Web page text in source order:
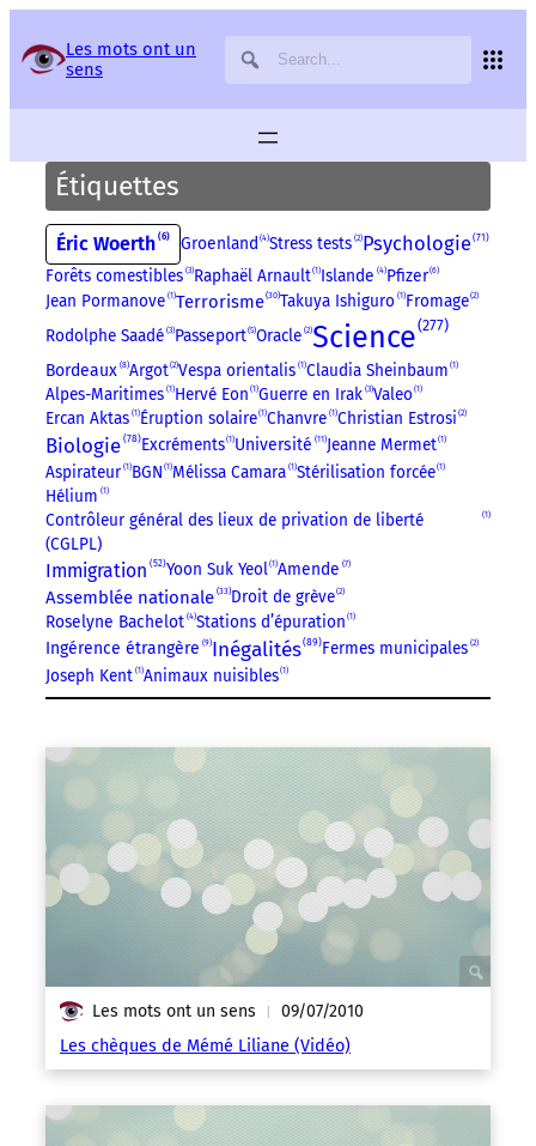
Les mots ont un
sens
Étiquettes
Éric Woerth 6 Groenland 4 Stress tests 2 Psychologie 71
Forêts comestibles 3 Raphaël Arnault 1 Islande 4 Pfizer 6
Jean Pormanove 1 Terrorisme 30 Takuya Ishiguro 1 Fromage 2
Rodolphe Saadé 3 Passeport 5 Oracle 2 Science 277
Bordeaux 8 Argot 2 Vespa orientalis 1 Claudia Sheinbaum 1
Alpes-Maritimes 1 Hervé Eon 1 Guerre en Irak 3 Valeo 1
Ercan Aktas 1 Éruption solaire 1 Chanvre 1 Christian Estrosi 2
Biologie 78 Excréments 1 Université 11 Jeanne Mermet 1
Aspirateur 1 BGN 1 Mélissa Camara 1 Stérilisation forcée 1
Hélium 1
Contrôleur général des lieux de privation de liberté
(CGLPL)
1
Immigration 52 Yoon Suk Yeol 1 Amende 7
Assemblée nationale 33 Droit de grève 2
Roselyne Bachelot 4 Stations d’épuration 1
Ingérence étrangère 9 Inégalités 89 Fermes municipales 2
Joseph Kent 1 Animaux nuisibles 1
Les mots ont un sens | 09/07/2010
Les chèques de Mémé Liliane (Vidéo)
Panneau de gestion des services